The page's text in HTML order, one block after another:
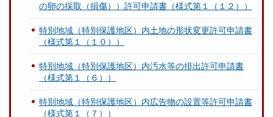
の卵の採取（損傷））許可申請書（様式第１（１２））
特別地域（特別保護地区）内土地の形状変更許可申請書
（様式第１（１０））
特別地域（特別保護地区）内汚水等の排出許可申請書
（様式第１（６））
特別地域（特別保護地区）内広告物の設置等許可申請書
（様式第１（７））